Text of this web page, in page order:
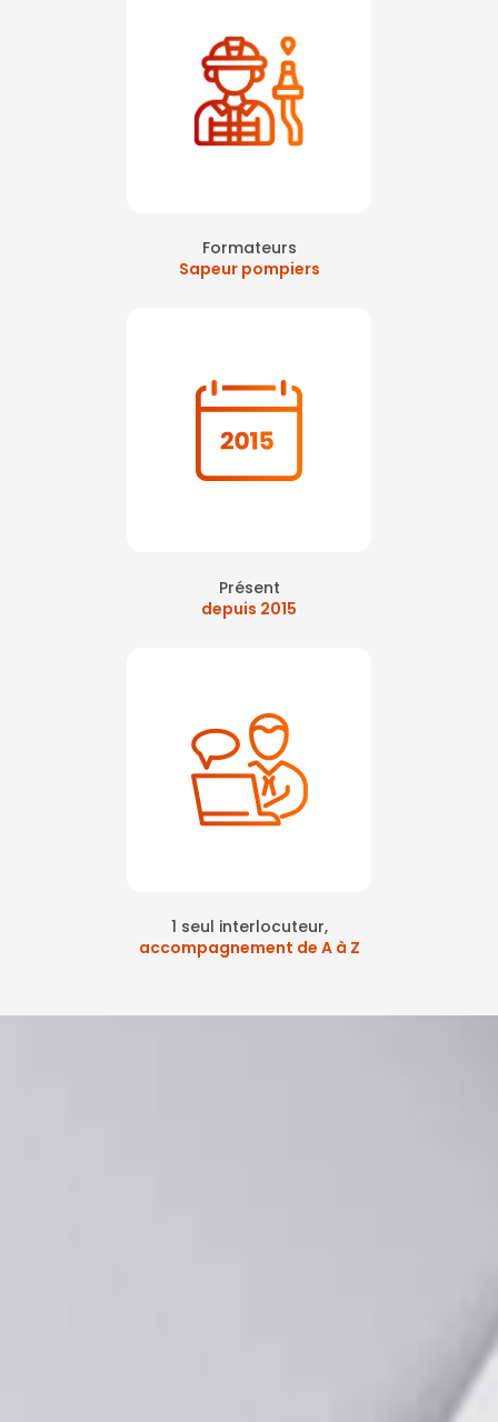
Formateurs
Sapeur pompiers
Présent
depuis 2015
1 seul interlocuteur,
accompagnement de A à Z